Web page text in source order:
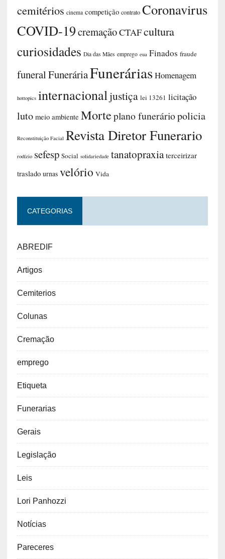
cemitérios cinema competição contrato Coronavirus
COVID-19cremaçãoCTAFcultura
curiosidades Dia das Mães emprego eua Finados fraude
funeralFuneráriaFuneráriasHomenagem
hottopics internacionaljustiça lei 13261 licitação
luto meio ambiente Morteplano funeráriopolicia
Reconstituição Facial Revista Diretor Funerario
rodízio sefesp Social solidariedade tanatopraxia terceirizar
traslado urnas velório Vida
CATEGORIAS
ABREDIF
Artigos
Cemiterios
Colunas
Cremação
emprego
Etiqueta
Funerarias
Gerais
Legislação
Leis
Lori Panhozzi
Notícias
Pareceres